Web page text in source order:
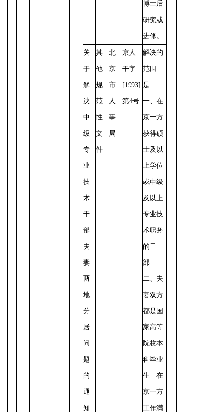
博士后
研究或
进修。
关
于
解
决
中
级
专
业
技
术
干
部
夫
妻
两
地
分
居
问
题
的
通
知
其
他
规
范
性
文
件
北
京
市
人
事
局
京人
干字
[1993]
第4号
解决的
范围
是：
一、在
京一方
获得硕
士及以
上学位
或中级
及以上
专业技
术职务
的干
部；
二、夫
妻双方
都是国
家高等
院校本
科毕业
生，在
京一方
工作满